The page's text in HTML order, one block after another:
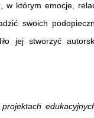
w którym emocje,
swoich
jej stworzyć